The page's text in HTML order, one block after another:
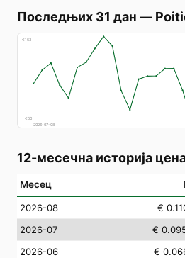
Последњих 31 дан —
€153
€50
2026-07-08
12-месечна историја
Месец
2026-08 €
2026-07
€
2026-06
€